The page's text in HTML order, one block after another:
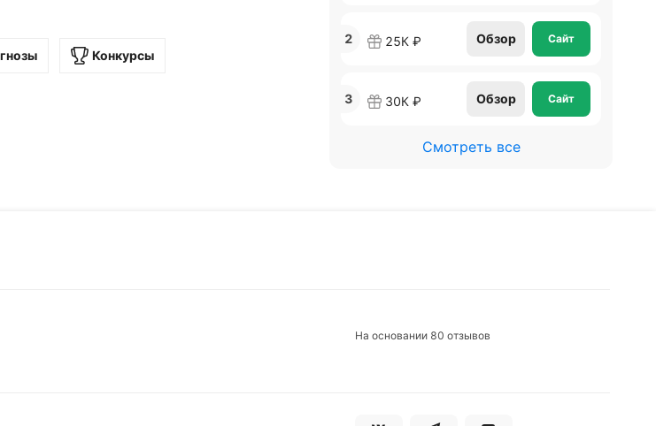
Конкурсы
2 25К ₽ Обзор Сайт
3 30К ₽ Обзор Сайт
Смотреть все
На основании 80 отзывов